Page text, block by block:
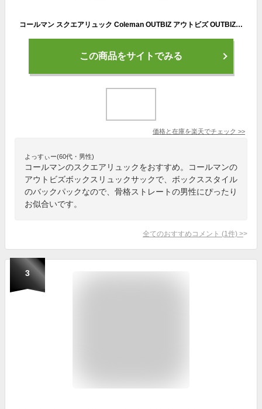
コールマン スクエアリュック Coleman OUTBIZ アウトビズ OUTBIZ BOX リュックサック デイパック バックパック スクエアリュック 27L アウトビズボックス B4 軽量 アウトドア ブランド メンズ レディース 男女兼用 普段使い 通学 通勤 ビジネス 旅行 PC収納 OUTBIZBOX
この商品をサイトでみる
価格と在庫を楽天でチェック >>
よっすぃー(60代・男性)
コールマンのスクエアリュックをおすすめ。コールマンの
アウトビズボックスリュックサックで、ボックススタイル
のバックパックなので、骨格ストレートの男性にぴったり
お似合いです。
全てのおすすめコメント (1 件) >
3